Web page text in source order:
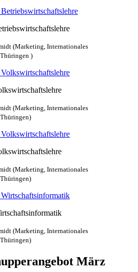
(Marketing, Internationales
)
(Marketing, Internationales
(Marketing, Internationales
(Marketing, Internationales
März